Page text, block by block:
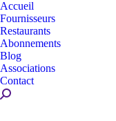
Accueil
Fournisseurs
Restaurants
Abonnements
Blog
Associations
Contact
Recherche